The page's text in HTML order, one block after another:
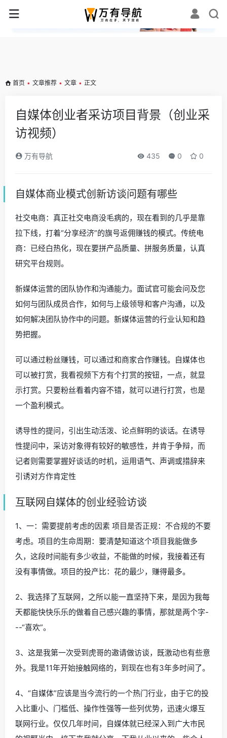
✕
首页 • 文章推荐 • 文章 • 正文
自媒体创业者采访项目背景（创业采
访视频）
万有导航 435 0 0
自媒体商业模式创新访谈问题有哪些
社交电商：真正社交电商没毛病的，现在看到的几乎是靠
拉下线，打着“分享经济”的旗号返佣赚钱的模式。传统电
商：已经白热化，现在要拼产品质量、拼服务质量，认真
研究平台规则。
新媒体运营的团队协作和沟通能力。面试官可能会问及您
如何与团队成员合作，如何与上级领导和客户沟通，以及
如何解决团队协作中的问题。新媒体运营的行业认知和趋
势把握。
可以通过粉丝赚钱，可以通过和商家合作赚钱。自媒体也
可以被打赏，我看视频下方有个打赏的按钮，一点，就显
示打赏。只要粉丝看着内容不错，就可以进行打赏，也是
一个盈利模式。
诱导性的提问，引出生动活泼、论点鲜明的谈话。在诱导
性提问中，采访对象得有较好的敏感性，并肯于争辩，而
记者则需要掌握好谈话的时机，运用语气、声调或措辞来
引诱对方作肯定性
互联网自媒体的创业经验访谈
1、一：需要提前考虑的因素 项目是否正规：不合规的不要
考虑。项目的生命周期：要清楚知道这个项目我能做多
久，这段时间能有多少收益，不能做的时候，我接着还有
没有事情做。项目的投产比：花的最少，赚得最多。
2、我选择了互联网，之所以能一直坚持下来，是因为我每
天都能快快乐乐的做着自己感兴趣的事情，那就是两个字-
--“喜欢”。
3、这是我第一次受到虎哥的邀请做访谈，既激动也有些意
外。我是11年开始接触网络的，到现在也有3年多时间了。
4、“自媒体”应该是当今流行的一个热门行业，由于它的投
入比重小、门槛低、操作性强等一些列优势，迅速火爆互
联网行业。仅仅几年时间，自媒体就已经深入到广大市民